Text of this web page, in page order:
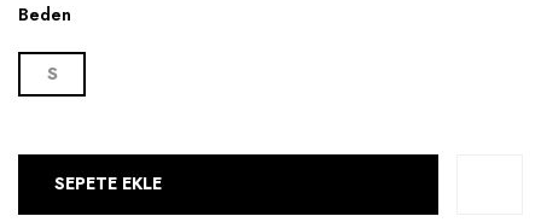
Beden
S
SEPETE EKLE